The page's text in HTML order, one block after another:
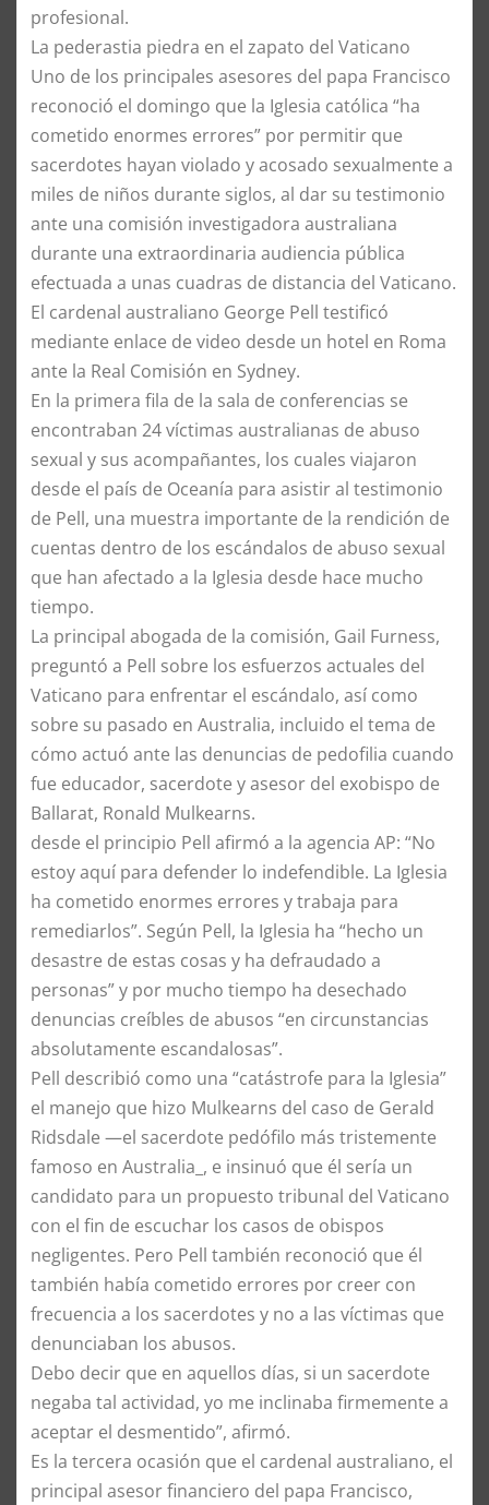
profesional.
La pederastia piedra en el zapato del Vaticano
Uno de los principales asesores del papa Francisco
reconoció el domingo que la Iglesia católica “ha
cometido enormes errores” por permitir que
sacerdotes hayan violado y acosado sexualmente a
miles de niños durante siglos, al dar su testimonio
ante una comisión investigadora australiana
durante una extraordinaria audiencia pública
efectuada a unas cuadras de distancia del Vaticano.
El cardenal australiano George Pell testificó
mediante enlace de video desde un hotel en Roma
ante la Real Comisión en Sydney.
En la primera fila de la sala de conferencias se
encontraban 24 víctimas australianas de abuso
sexual y sus acompañantes, los cuales viajaron
desde el país de Oceanía para asistir al testimonio
de Pell, una muestra importante de la rendición de
cuentas dentro de los escándalos de abuso sexual
que han afectado a la Iglesia desde hace mucho
tiempo.
La principal abogada de la comisión, Gail Furness,
preguntó a Pell sobre los esfuerzos actuales del
Vaticano para enfrentar el escándalo, así como
sobre su pasado en Australia, incluido el tema de
cómo actuó ante las denuncias de pedofilia cuando
fue educador, sacerdote y asesor del exobispo de
Ballarat, Ronald Mulkearns.
desde el principio Pell afirmó a la agencia AP: “No
estoy aquí para defender lo indefendible. La Iglesia
ha cometido enormes errores y trabaja para
remediarlos”. Según Pell, la Iglesia ha “hecho un
desastre de estas cosas y ha defraudado a
personas” y por mucho tiempo ha desechado
denuncias creíbles de abusos “en circunstancias
absolutamente escandalosas”.
Pell describió como una “catástrofe para la Iglesia”
el manejo que hizo Mulkearns del caso de Gerald
Ridsdale —el sacerdote pedófilo más tristemente
famoso en Australia_, e insinuó que él sería un
candidato para un propuesto tribunal del Vaticano
con el fin de escuchar los casos de obispos
negligentes. Pero Pell también reconoció que él
también había cometido errores por creer con
frecuencia a los sacerdotes y no a las víctimas que
denunciaban los abusos.
Debo decir que en aquellos días, si un sacerdote
negaba tal actividad, yo me inclinaba firmemente a
aceptar el desmentido”, afirmó.
Es la tercera ocasión que el cardenal australiano, el
principal asesor financiero del papa Francisco,